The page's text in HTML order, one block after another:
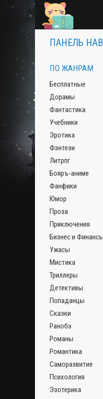
ПАНЕЛЬ
ПО ЖАНРАМ
Бесплатные
Дорамы
Фантастика
Учебники
Эротика
Фэнтези
Литрпг
Бояръ-аниме
Фанфики
Юмор
Проза
Приключения
Бизнес и Финансы
Ужасы
Мистика
Триллеры
Детективы
Попаданцы
Сказки
Ранобэ
Романы
Романтика
Саморазвитие
Психология
Эзотерика